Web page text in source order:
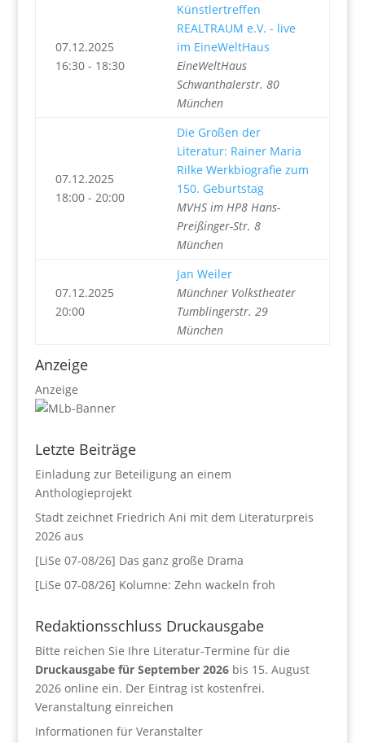
07.12.2025
16:30 - 18:30
Künstlertreffen
REALTRAUM e.V. - live
im EineWeltHaus
EineWeltHaus
Schwanthalerstr. 80
München
07.12.2025
18:00 - 20:00
Die Großen der
Literatur: Rainer Maria
Rilke Werkbiografie zum
150. Geburtstag
MVHS im HP8 Hans-
Preißinger-Str. 8
München
07.12.2025
20:00
Jan Weiler
Münchner Volkstheater
Tumblingerstr. 29
München
Anzeige
Anzeige
Letzte Beiträge
Einladung zur Beteiligung an einem
Anthologieprojekt
Stadt zeichnet Friedrich Ani mit dem Literaturpreis
2026 aus
[LiSe 07-08/26] Das ganz große Drama
[LiSe 07-08/26] Kolumne: Zehn wackeln froh
Redaktionsschluss Druckausgabe
Bitte reichen Sie Ihre Literatur-Termine für die
Druckausgabe für September 2026bis 15. August
2026 online ein. Der Eintrag ist kostenfrei.
Veranstaltung einreichen
Informationen für Veranstalter